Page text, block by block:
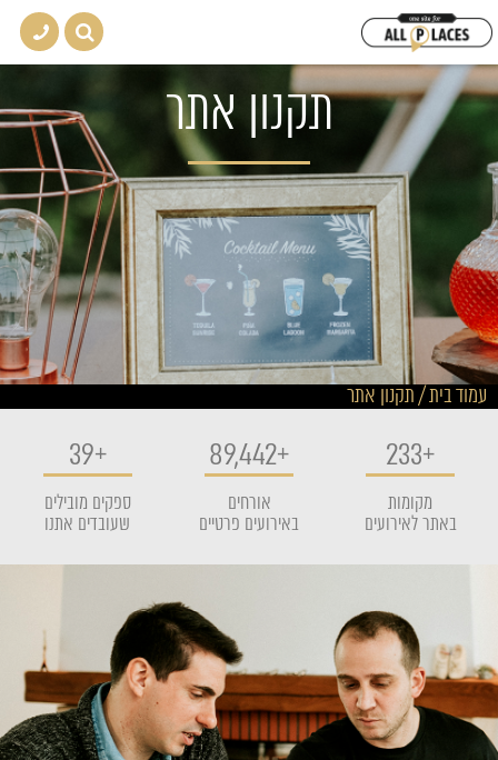
תקנון אתר
עמוד בית/תקנון אתר
234+
מקומות
באתר לאירועים
113,480+
אורחים
באירועים פרטיים
77+
ספקים מובילים
שעובדים אתנו